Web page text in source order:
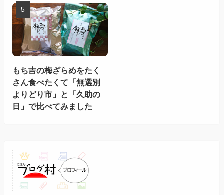
もち吉の梅ざらめをたく
さん食べたくて「無選別
よりどり市」と「久助の
日」で比べてみました